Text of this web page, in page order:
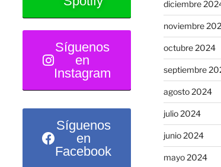
Síguenos
en
Instagram
Síguenos
en
Facebook
diciembre
noviembre
octubre 2024
septiembre
agosto 2024
julio 2024
junio 2024
mayo 2024